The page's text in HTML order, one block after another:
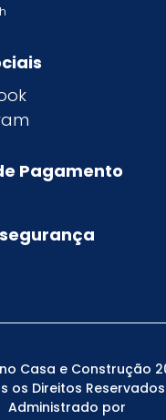
Pagamento
Casa e Construção
os Direitos
Administrado por